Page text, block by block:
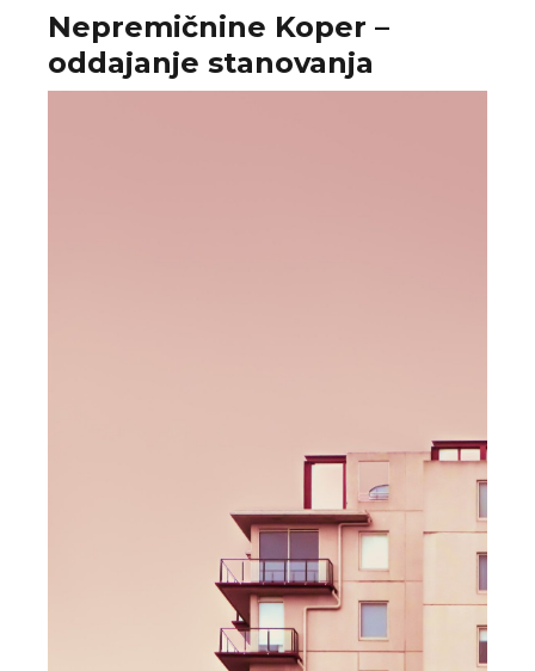
Nepremičnine Koper –
oddajanje stanovanja